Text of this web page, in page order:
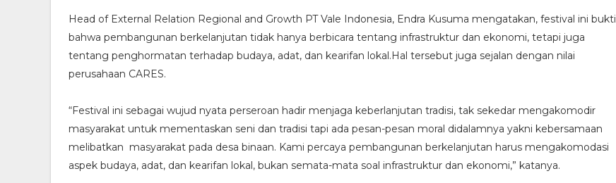
Head of External Relation Regional and Growth PT Vale Indonesia, Endra Kusuma mengatakan, festival ini bukti
bahwa pembangunan berkelanjutan tidak hanya berbicara tentang infrastruktur dan ekonomi, tetapi juga
tentang penghormatan terhadap budaya, adat, dan kearifan lokal.Hal tersebut juga sejalan dengan nilai
perusahaan CARES.
“Festival ini sebagai wujud nyata perseroan hadir menjaga keberlanjutan tradisi, tak sekedar mengakomodir
masyarakat untuk mementaskan seni dan tradisi tapi ada pesan-pesan moral didalamnya yakni kebersamaan
melibatkan masyarakat pada desa binaan. Kami percaya pembangunan berkelanjutan harus mengakomodasi
aspek budaya, adat, dan kearifan lokal, bukan semata-mata soal infrastruktur dan ekonomi,” katanya.